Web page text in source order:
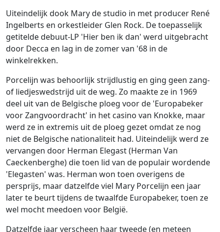
Uiteindelijk dook Mary de studio in met producer René
Ingelberts en orkestleider Glen Rock. De toepasselijk
getitelde debuut-LP 'Hier ben ik dan' werd uitgebracht
door Decca en lag in de zomer van '68 in de
winkelrekken.
Porcelijn was behoorlijk strijdlustig en ging geen zang-
of liedjeswedstrijd uit de weg. Zo maakte ze in 1969
deel uit van de Belgische ploeg voor de 'Europabeker
voor Zangvoordracht' in het casino van Knokke, maar
werd ze in extremis uit de ploeg gezet omdat ze nog
niet de Belgische nationaliteit had. Uiteindelijk werd ze
vervangen door Herman Elegast (Herman Van
Caeckenberghe) die toen lid van de populair wordende
'Elegasten' was. Herman won toen overigens de
persprijs, maar datzelfde viel Mary Porcelijn een jaar
later te beurt tijdens de twaalfde Europabeker, toen ze
wel mocht meedoen voor België.
Datzelfde jaar verscheen haar tweede (en meteen